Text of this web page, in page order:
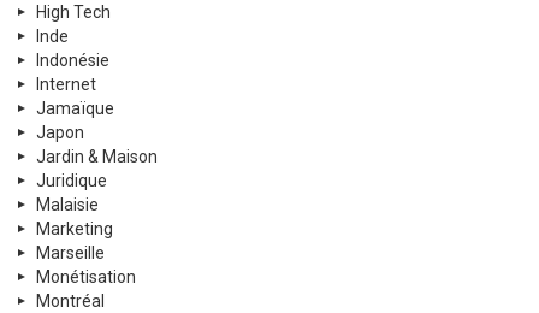
High Tech
Inde
Indonésie
Internet
Jamaïque
Japon
Jardin & Maison
Juridique
Malaisie
Marketing
Marseille
Monétisation
Montréal